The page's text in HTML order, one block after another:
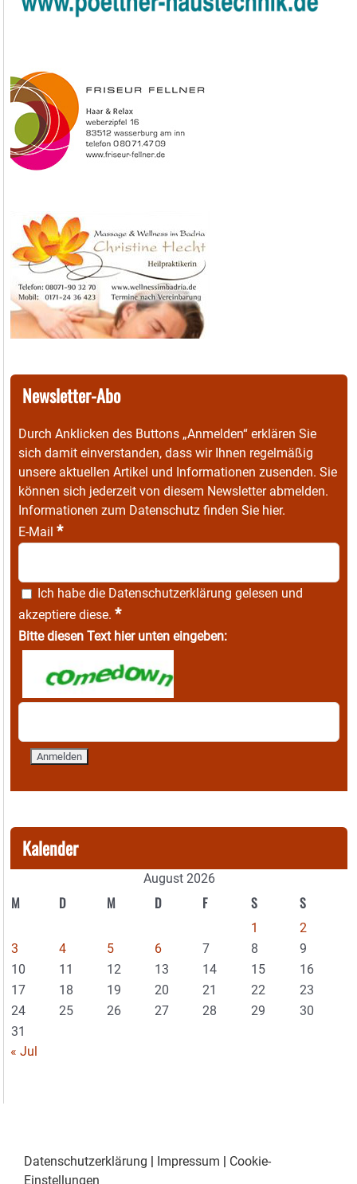
Newsletter-Abo
Durch Anklicken des Buttons „Anmelden“ erklären Sie
sich damit einverstanden, dass wir Ihnen regelmäßig
unsere aktuellen Artikel und Informationen zusenden. Sie
können sich jederzeit von diesem Newsletter abmelden.
Informationen zum Datenschutz finden Sie hier.
E-Mail *
Ich habe die Datenschutzerklärung gelesen und
akzeptiere diese. *
Bitte diesen Text hier unten eingeben:
Kalender
August 2026
M D M D F S S
1
2
3
4 5 6 7 8
9
10
11 12 13 14 15
16
17
18 19 20 21 22
23
24
25 26 27 28 29
30
31
« Jul
Datenschutzerklärung Impressum
Cookie-
Einstellungen